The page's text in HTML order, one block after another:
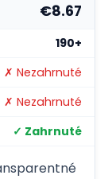
€8.67
190+
✗ Nezahrnuté
✗ Nezahrnuté
✓ Zahrnuté